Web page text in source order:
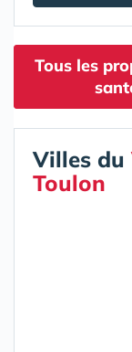
Tous les
Villes du
Toulon